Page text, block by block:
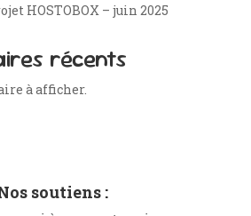
HOSTOBOX – juin 2025
récents
à afficher.
soutiens :